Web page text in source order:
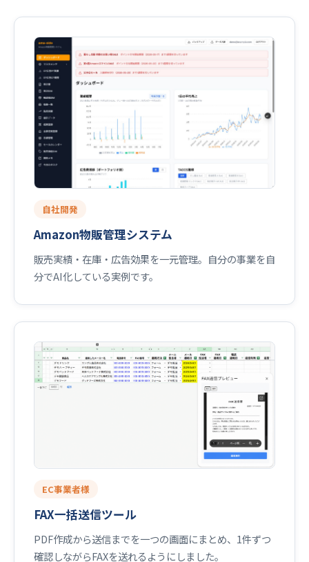
自社開発
Amazon物販管理システム
販売実績・在庫・広告効果を一元管理。自分の事業を自
分でAI化している実例です。
EC事業者様
FAX一括送信ツール
PDF作成から送信までを一つの画面にまとめ、1件ずつ
確認しながらFAXを送れるようにしました。